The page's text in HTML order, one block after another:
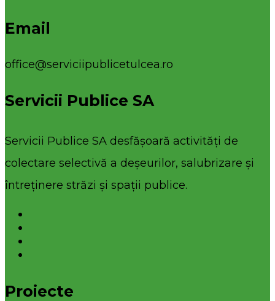
Email
office@serviciipublicetulcea.ro
Servicii Publice SA
Servicii Publice SA desfășoară activități de
colectare selectivă a deșeurilor, salubrizare și
întreținere străzi și spații publice.
Proiecte